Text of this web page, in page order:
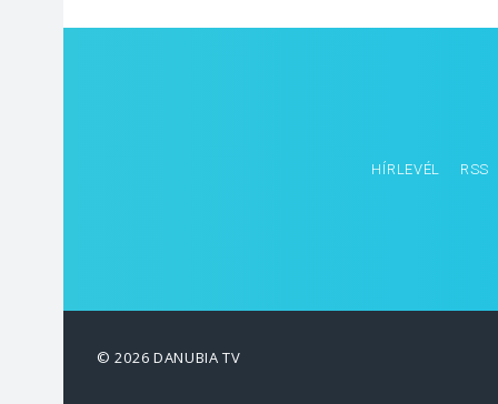
HÍRLEVÉL RSS
© 2026 DANUBIA TV